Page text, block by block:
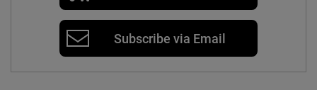
Subscribe via Email